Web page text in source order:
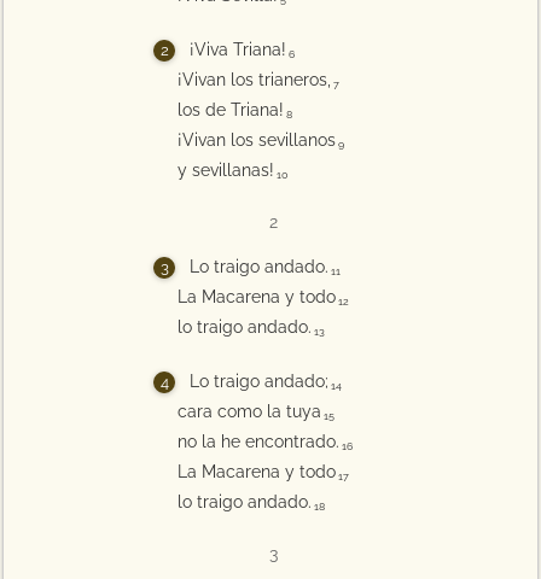
¡Viva Triana! 6
¡Vivan los trianeros, 7
los de Triana! 8
¡Vivan los sevillanos 9
y sevillanas! 10
2
Lo traigo andado. 11
La Macarena y todo 12
lo traigo andado. 13
Lo traigo andado; 14
cara como la tuya 15
no la he encontrado. 16
La Macarena y todo 17
lo traigo andado. 18
3